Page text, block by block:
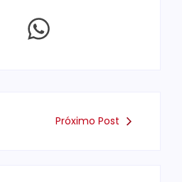
Próximo Post